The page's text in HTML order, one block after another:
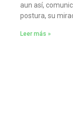
aun así,
postura, su
Leer más »